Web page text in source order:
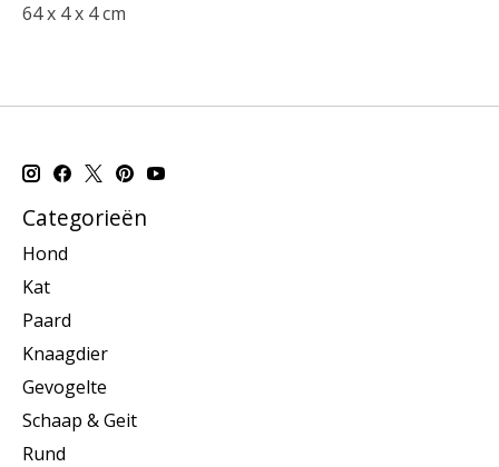
64 x 4 x 4 cm
Categorieën
Hond
Kat
Paard
Knaagdier
Gevogelte
Schaap & Geit
Rund